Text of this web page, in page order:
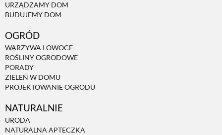
URZĄDZAMY DOM
BUDUJEMY DOM
OGRÓD
WARZYWA I OWOCE
ROŚLINY OGRODOWE
PORADY
ZIELEŃ W DOMU
PROJEKTOWANIE OGRODU
NATURALNIE
URODA
NATURALNA APTECZKA